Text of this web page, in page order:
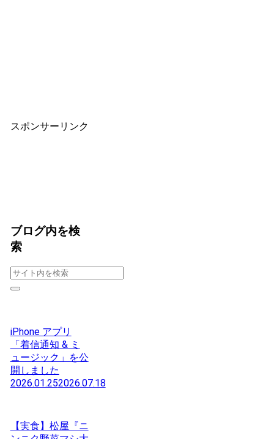
スポンサーリンク
ブログ内を検
索
iPhone アプリ
「着信通知 & ミ
ュージック」を公
開しました
2026.01.252026.07.18
【実食】松屋『ニ